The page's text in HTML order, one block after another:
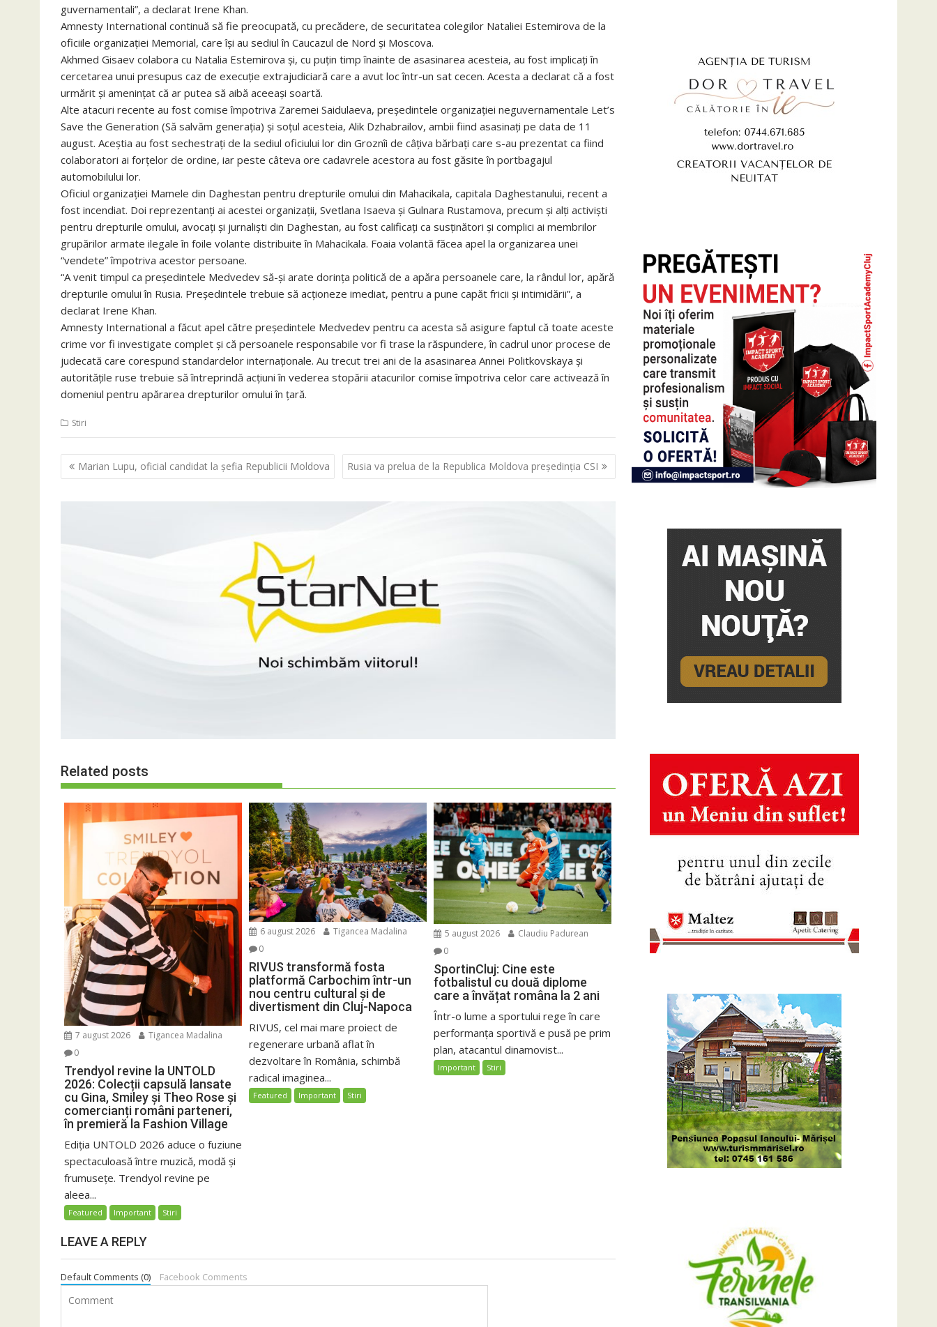
guvernamentali”, a declarat Irene Khan.
Amnesty International continuă să fie preocupată, cu precădere, de securitatea colegilor Nataliei Estemirova de la
oficiile organizaţiei Memorial, care îşi au sediul în Caucazul de Nord şi Moscova.
Akhmed Gisaev colabora cu Natalia Estemirova şi, cu puţin timp înainte de asasinarea acesteia, au fost implicaţi în
cercetarea unui presupus caz de execuţie extrajudiciară care a avut loc într-un sat cecen. Acesta a declarat că a fost
urmărit şi ameninţat că ar putea să aibă aceeaşi soartă.
Alte atacuri recente au fost comise împotriva Zaremei Saidulaeva, preşedintele organizaţiei neguvernamentale Let’s
Save the Generation (Să salvăm generaţia) şi soţul acesteia, Alik Dzhabrailov, ambii fiind asasinaţi pe data de 11
august. Aceştia au fost sechestraţi de la sediul oficiului lor din Groznîi de câţiva bărbaţi care s-au prezentat ca fiind
colaboratori ai forţelor de ordine, iar peste câteva ore cadavrele acestora au fost găsite în portbagajul
automobilului lor.
Oficiul organizaţiei Mamele din Daghestan pentru drepturile omului din Mahacikala, capitala Daghestanului, recent a
fost incendiat. Doi reprezentanţi ai acestei organizaţii, Svetlana Isaeva şi Gulnara Rustamova, precum şi alţi activişti
pentru drepturile omului, avocaţi şi jurnalişti din Daghestan, au fost calificaţi ca susţinători şi complici ai membrilor
grupărilor armate ilegale în foile volante distribuite în Mahacikala. Foaia volantă făcea apel la organizarea unei
“vendete” împotriva acestor persoane.
“A venit timpul ca preşedintele Medvedev să-şi arate dorinţa politică de a apăra persoanele care, la rândul lor, apără
drepturile omului în Rusia. Preşedintele trebuie să acţioneze imediat, pentru a pune capăt fricii şi intimidării”, a
declarat Irene Khan.
Amnesty International a făcut apel către preşedintele Medvedev pentru ca acesta să asigure faptul că toate aceste
crime vor fi investigate complet şi că persoanele responsabile vor fi trase la răspundere, în cadrul unor procese de
judecată care corespund standardelor internaţionale. Au trecut trei ani de la asasinarea Annei Politkovskaya şi
autorităţile ruse trebuie să întreprindă acţiuni în vederea stopării atacurilor comise împotriva celor care activează în
domeniul pentru apărarea drepturilor omului în ţară.
Stiri
Navigare
în
Marian Lupu, oficial candidat la şefia Republicii Moldova Rusia va prelua de la Republica Moldova preşedinţia CSI
Related posts
7 august 2026
Tigancea Madalina
0
Trendyol revine la UNTOLD
2026: Colecții capsulă lansate
cu Gina, Smiley și Theo Rose și
comercianți români parteneri,
în premieră la Fashion Village
Ediția UNTOLD 2026 aduce o fuziune
spectaculoasă între muzică, modă și
frumusețe. Trendyol revine pe
aleea...
Featured Important Stiri
6 august 2026
Tigancea Madalina
0
RIVUS transformă fosta
platformă Carbochim într-un
nou centru cultural și de
divertisment din Cluj-Napoca
RIVUS, cel mai mare proiect de
regenerare urbană aflat în
dezvoltare în România, schimbă
radical imaginea...
Featured Important Stiri
5 august 2026
Claudiu Padurean
0
SportinCluj: Cine este
fotbalistul cu două diplome
care a învățat româna la 2 ani
Într-o lume a sportului rege în care
performanța sportivă e pusă pe prim
plan, atacantul dinamovist...
Important Stiri
LEAVE A REPLY
Default Comments (0) Facebook Comments